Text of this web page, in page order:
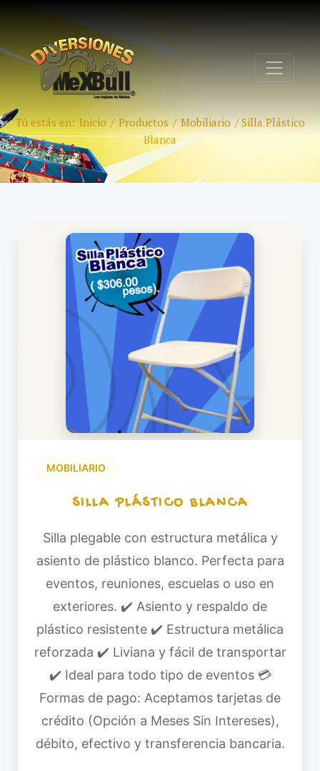
Tú estás en: Inicio / Productos / Mobiliario /Silla Plástico
Blanca
MOBILIARIO
SILLA PLÁSTICO BLANCA
Silla plegable con estructura metálica y
asiento de plástico blanco. Perfecta para
eventos, reuniones, escuelas o uso en
exteriores. ✔️ Asiento y respaldo de
plástico resistente ✔️ Estructura metálica
reforzada ✔️ Liviana y fácil de transportar
✔️ Ideal para todo tipo de eventos 💳
Formas de pago: Aceptamos tarjetas de
crédito (Opción a Meses Sin Intereses),
débito, efectivo y transferencia bancaria.